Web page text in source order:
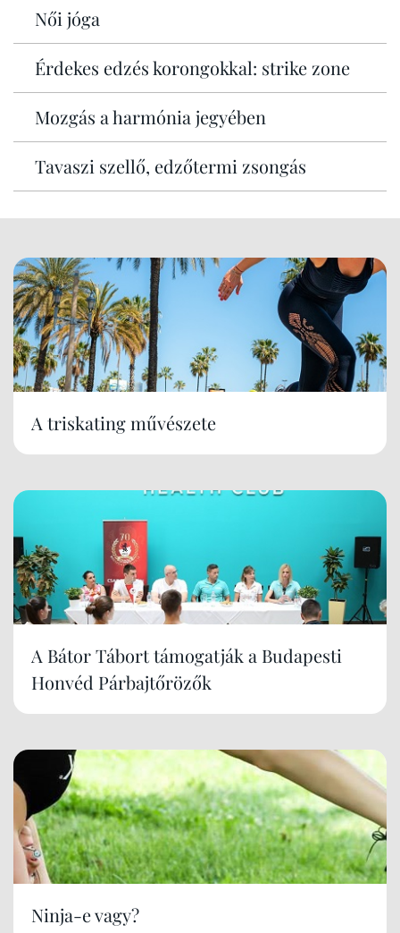
Női jóga
Érdekes edzés korongokkal: strike zone
Mozgás a harmónia jegyében
Tavaszi szellő, edzőtermi zsongás
A triskating művészete
A Bátor Tábort támogatják a Budapesti
Honvéd Párbajtőrözők
Ninja-e vagy?